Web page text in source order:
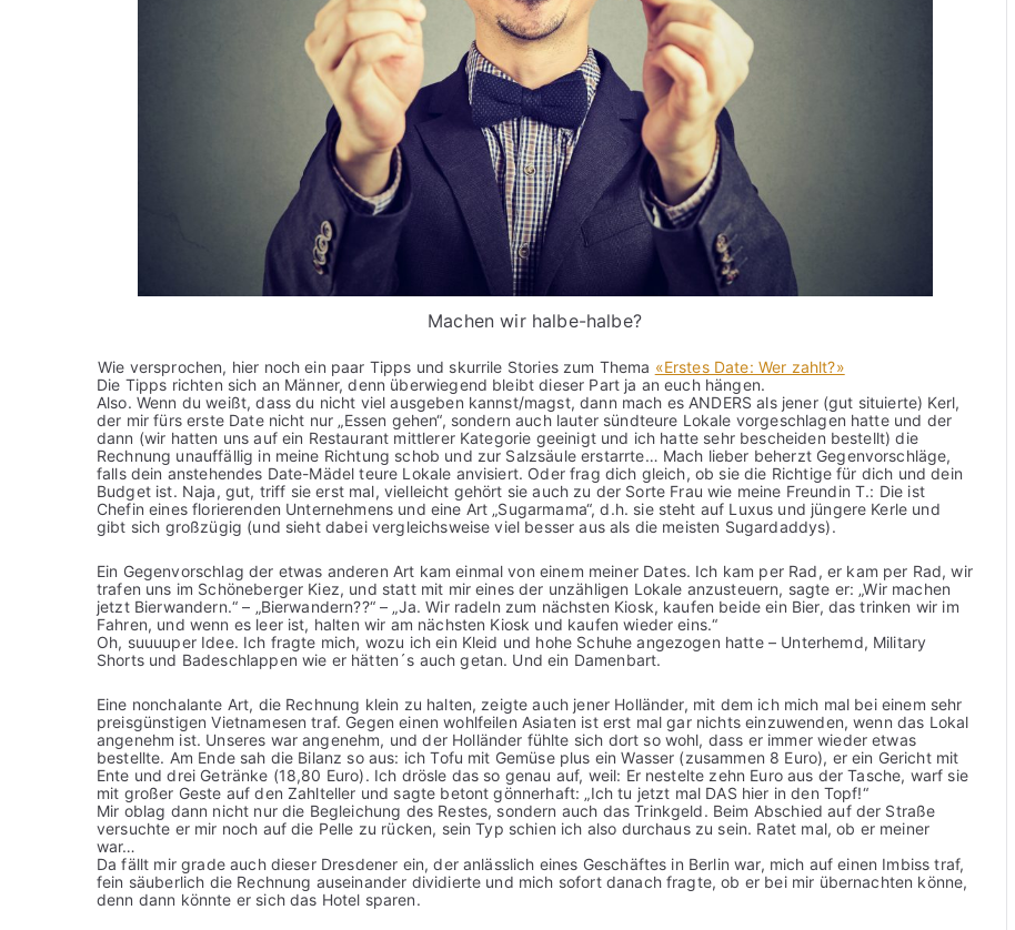
Machen wir halbe-halbe?
Wie versprochen, hier noch ein paar Tipps und skurrile Stories zum Thema «Erstes Date: Wer zahlt?»
Die Tipps richten sich an Männer, denn überwiegend bleibt dieser Part ja an euch hängen.
Also. Wenn du weißt, dass du nicht viel ausgeben kannst/magst, dann mach es ANDERS als jener (gut situierte) Kerl,
der mir fürs erste Date nicht nur „Essen gehen“, sondern auch lauter sündteure Lokale vorgeschlagen hatte und der
dann (wir hatten uns auf ein Restaurant mittlerer Kategorie geeinigt und ich hatte sehr bescheiden bestellt) die
Rechnung unauffällig in meine Richtung schob und zur Salzsäule erstarrte… Mach lieber beherzt Gegenvorschläge,
falls dein anstehendes Date-Mädel teure Lokale anvisiert. Oder frag dich gleich, ob sie die Richtige für dich und dein
Budget ist. Naja, gut, triff sie erst mal, vielleicht gehört sie auch zu der Sorte Frau wie meine Freundin T.: Die ist
Chefin eines florierenden Unternehmens und eine Art „Sugarmama“, d.h. sie steht auf Luxus und jüngere Kerle und
gibt sich großzügig (und sieht dabei vergleichsweise viel besser aus als die meisten Sugardaddys).
Ein Gegenvorschlag der etwas anderen Art kam einmal von einem meiner Dates. Ich kam per Rad, er kam per Rad, wir
trafen uns im Schöneberger Kiez, und statt mit mir eines der unzähligen Lokale anzusteuern, sagte er: „Wir machen
jetzt Bierwandern.“ – „Bierwandern??“ – „Ja. Wir radeln zum nächsten Kiosk, kaufen beide ein Bier, das trinken wir im
Fahren, und wenn es leer ist, halten wir am nächsten Kiosk und kaufen wieder eins.“
Oh, suuuuper Idee. Ich fragte mich, wozu ich ein Kleid und hohe Schuhe angezogen hatte – Unterhemd, Military
Shorts und Badeschlappen wie er hätten´s auch getan. Und ein Damenbart.
Eine nonchalante Art, die Rechnung klein zu halten, zeigte auch jener Holländer, mit dem ich mich mal bei einem sehr
preisgünstigen Vietnamesen traf. Gegen einen wohlfeilen Asiaten ist erst mal gar nichts einzuwenden, wenn das Lokal
angenehm ist. Unseres war angenehm, und der Holländer fühlte sich dort so wohl, dass er immer wieder etwas
bestellte. Am Ende sah die Bilanz so aus: ich Tofu mit Gemüse plus ein Wasser (zusammen 8 Euro), er ein Gericht mit
Ente und drei Getränke (18,80 Euro). Ich drösle das so genau auf, weil: Er nestelte zehn Euro aus der Tasche, warf sie
mit großer Geste auf den Zahlteller und sagte betont gönnerhaft: „Ich tu jetzt mal DAS hier in den Topf!“
Mir oblag dann nicht nur die Begleichung des Restes, sondern auch das Trinkgeld. Beim Abschied auf der Straße
versuchte er mir noch auf die Pelle zu rücken, sein Typ schien ich also durchaus zu sein. Ratet mal, ob er meiner
war…
Da fällt mir grade auch dieser Dresdener ein, der anlässlich eines Geschäftes in Berlin war, mich auf einen Imbiss traf,
fein säuberlich die Rechnung auseinander dividierte und mich sofort danach fragte, ob er bei mir übernachten könne,
denn dann könnte er sich das Hotel sparen.